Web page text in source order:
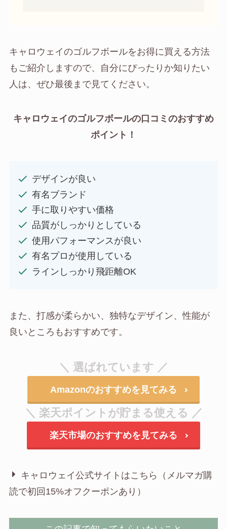
キャロウェイのゴルフボールをお得に買える方法
もご紹介しますので、自分にぴったりか知りたい
人は、ぜひ最後まで見てください。
キャロウェイのゴルフボールの口コミのおすすめ
ポイント！
デザインが良い
有名ブランド
手に取りやすい価格
品質がしっかりとしている
使用パフォーマンスが良い
有名プロが使用している
ラインしっかり飛距離OK
また、打感が柔らかい、独特なデザイン、性能が
良いところもおすすめです。
＼ 選ばれています ／
Amazonのおすすめを見てみる
＼ 楽天ポイントが貯まる使える ／
楽天市場のおすすめを見てみる
キャロウェイ公式サイトはこちら（メルマガ購
読で初回15%オフクーポンあり）